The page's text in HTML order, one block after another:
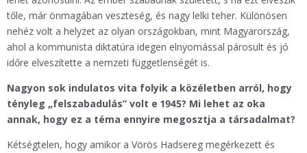
tőle, már önmagában veszteség, és nagy lelki teher. Különösen
nehéz volt a helyzet az olyan országokban, mint Magyarország,
ahol a kommunista diktatúra idegen elnyomással párosult és jó
időre elveszítette a nemzeti függetlenségét is.
Nagyon sok indulatos vita folyik a közéletben arról, hogy
tényleg „felszabadulás” volt e 1945? Mi lehet az oka
annak, hogy ez a téma ennyire megosztja a társadalmat?
Kétségtelen, hogy amikor a Vörös Hadsereg megérkezett és